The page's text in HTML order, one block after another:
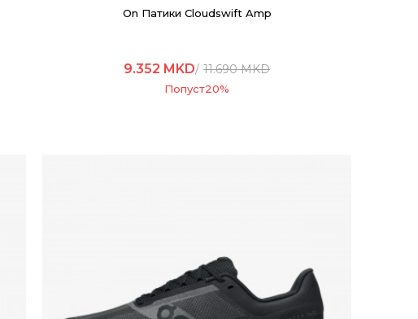
On Патики Cloudswift Amp
9.352 MKD 11.690MKD
Попуст20%